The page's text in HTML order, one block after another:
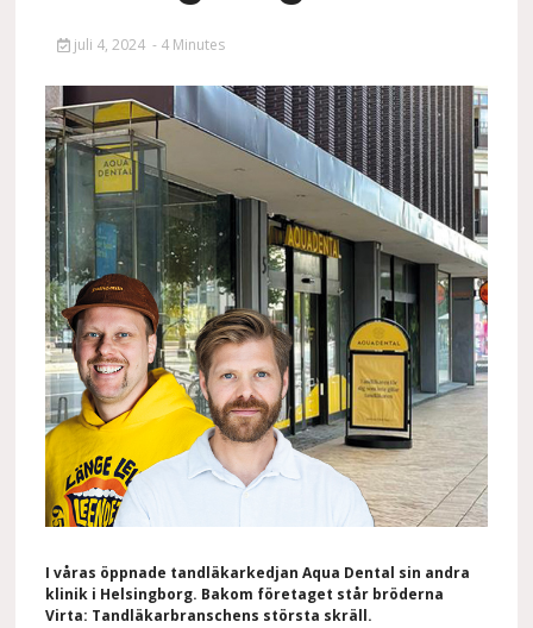
juli 4, 2024 - 4 Minutes
I våras öppnade tandläkarkedjan Aqua Dental sin andra
klinik i Helsingborg. Bakom företaget står bröderna
Virta: Tandläkarbranschens största skräll.